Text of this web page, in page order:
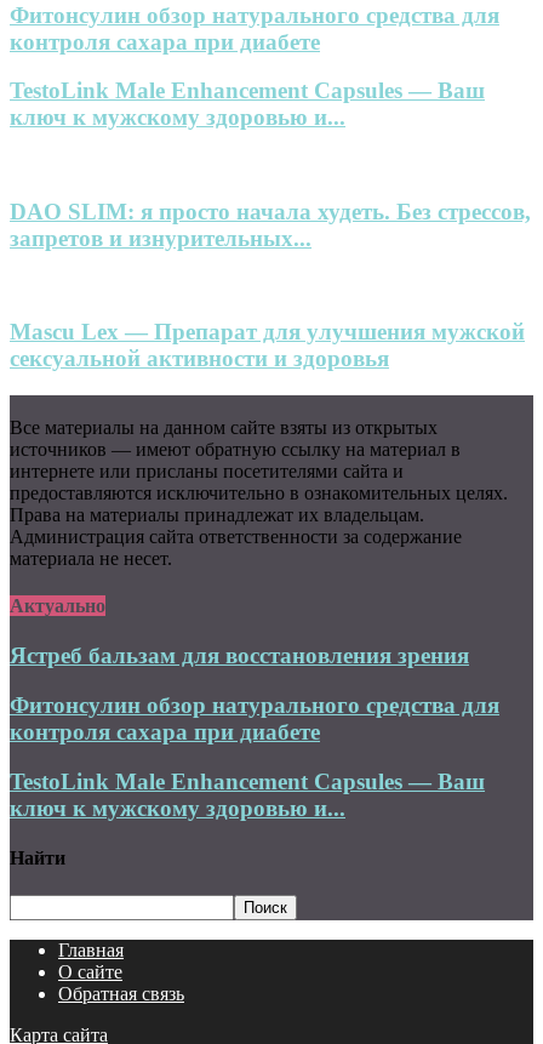
Фитонсулин обзор натурального средства для
контроля сахара при диабете
TestoLink Male Enhancement Capsules — Ваш
ключ к мужскому здоровью и...
DAO SLIM: я просто начала худеть. Без стрессов,
запретов и изнурительных...
Mascu Lex — Препарат для улучшения мужской
сексуальной активности и здоровья
Все материалы на данном сайте взяты из открытых
источников — имеют обратную ссылку на материал в
интернете или присланы посетителями сайта и
предоставляются исключительно в ознакомительных целях.
Права на материалы принадлежат их владельцам.
Администрация сайта ответственности за содержание
материала не несет.
Актуально
Ястреб бальзам для восстановления зрения
Фитонсулин обзор натурального средства для
контроля сахара при диабете
TestoLink Male Enhancement Capsules — Ваш
ключ к мужскому здоровью и...
Найти
Главная
О сайте
Обратная связь
Карта сайта